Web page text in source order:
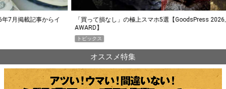
イ
「買って損なし」の極上スマホ5選【GoodsPress 2026上半期
薄着
オススメ特集